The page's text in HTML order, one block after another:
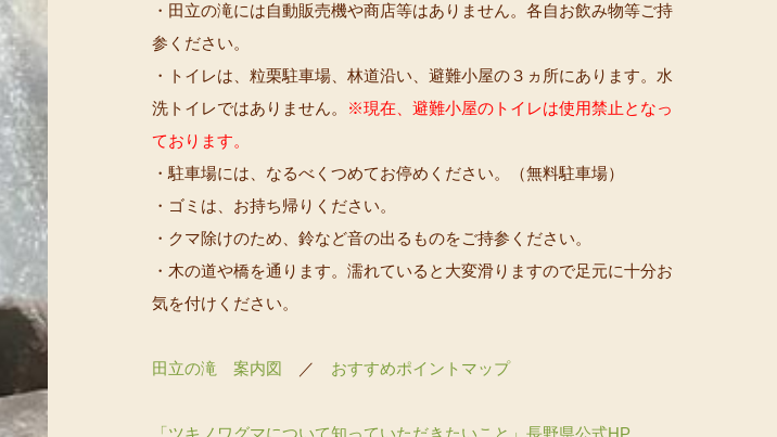
・田立の滝には自動販売機や商店等はありません。各自お飲み物等ご持
参ください。
・トイレは、粒栗駐車場、林道沿い、避難小屋の３ヵ所にあります。水
洗トイレではありません。
※現在、避難小屋のトイレは使用禁止となっ
ております。
・駐車場には、なるべくつめてお停めください。（無料駐車場）
・ゴミは、お持ち帰りください。
・クマ除けのため、鈴など音の出るものをご持参ください。
・木の道や橋を通ります。濡れていると大変滑りますので足元に十分お
気を付けください。
田立の滝 案内図 ／ おすすめポイントマップ
「ツキノワグマについて知っていただきたいこと」長野県公式HP